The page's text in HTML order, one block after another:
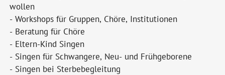
wollen
- Workshops für Gruppen, Chöre, Institutionen
- Beratung für Chöre
- Eltern-Kind Singen
- Singen für Schwangere, Neu- und Frühgeborene
- Singen bei Sterbebegleitung